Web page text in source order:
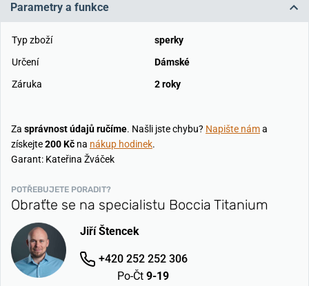
Parametry a funkce
Typ zboží
sperky
Určení
Dámské
Záruka
2 roky
Za správnost údajů ručíme. Našli jste chybu? Napište náma
získejte200 Kč na nákup hodinek.
Garant: Kateřina Žváček
POTŘEBUJETE PORADIT?
Obraťte se na specialistu Boccia Titanium
Jiří Štencek
+420 252 252 306
Po-Čt 9-19